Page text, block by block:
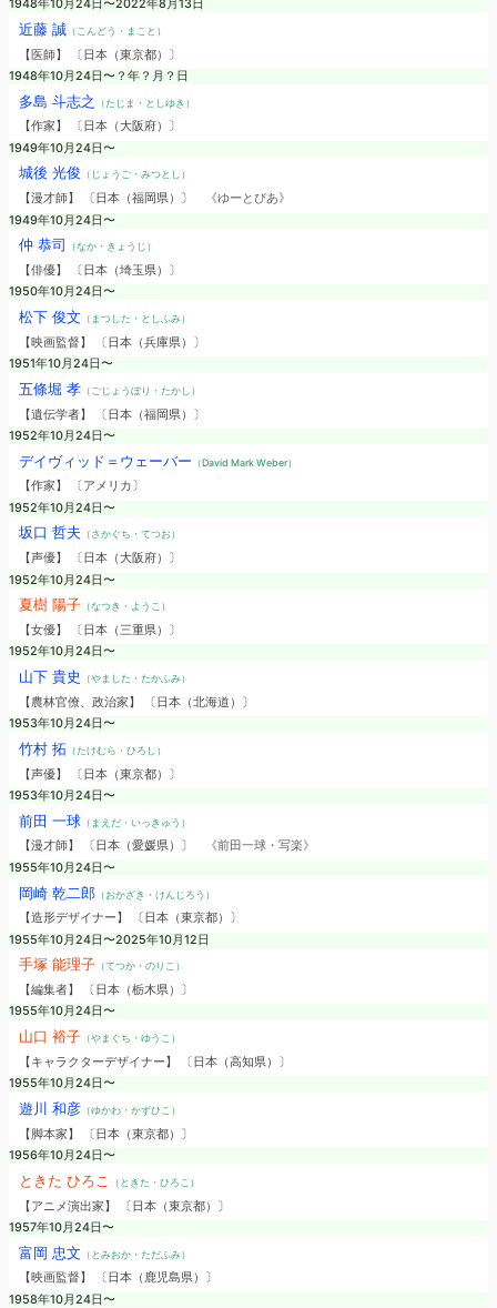
1948年10月24日〜2022年8月13日
近藤 誠（こんどう・まこと）
【医師】 〔日本（東京都）〕
1948年10月24日〜？年？月？日
多島 斗志之 （たじま・としゆき）
【作家】 〔日本（大阪府）〕
1949年10月24日〜
城後 光俊 （じょうご・みつとし）
【漫才師】 〔日本（福岡県）〕
《ゆーとぴあ》
1949年10月24日〜
仲 恭司 （なか・きょうじ）
【俳優】 〔日本（埼玉県）〕
1950年10月24日〜
松下 俊文 （まつした・としふみ）
【映画監督】 〔日本（兵庫県）〕
1951年10月24日〜
五條堀 孝（ごじょうぼり・たかし）
【遺伝学者】 〔日本（福岡県）〕
1952年10月24日〜
デイヴィッド＝ウェーバー （David Mark Weber）
【作家】 〔アメリカ〕
1952年10月24日〜
坂口 哲夫 （さかぐち・てつお）
【声優】 〔日本（大阪府）〕
1952年10月24日〜
夏樹 陽子（なつき・ようこ）
【女優】 〔日本（三重県）〕
1952年10月24日〜
山下 貴史 （やました・たかふみ）
【農林官僚、政治家】 〔日本（北海道）〕
1953年10月24日〜
竹村 拓 （たけむら・ひろし）
【声優】 〔日本（東京都）〕
1953年10月24日〜
前田 一球（まえだ・いっきゅう）
【漫才師】 〔日本（愛媛県）〕
《前田一球・写楽》
1955年10月24日〜
岡崎 乾二郎（おかざき・けんじろう）
【造形デザイナー】 〔日本（東京都）〕
1955年10月24日〜2025年10月12日
手塚 能理子（てつか・のりこ）
【編集者】 〔日本（栃木県）〕
1955年10月24日〜
山口 裕子（やまぐち・ゆうこ）
【キャラクターデザイナー】 〔日本（高知県）〕
1955年10月24日〜
遊川 和彦（ゆかわ・かずひこ）
【脚本家】 〔日本（東京都）〕
1956年10月24日〜
ときた ひろこ （ときた・ひろこ）
【アニメ演出家】 〔日本（東京都）〕
1957年10月24日〜
富岡 忠文 （とみおか・ただふみ）
【映画監督】 〔日本（鹿児島県）〕
1958年10月24日〜